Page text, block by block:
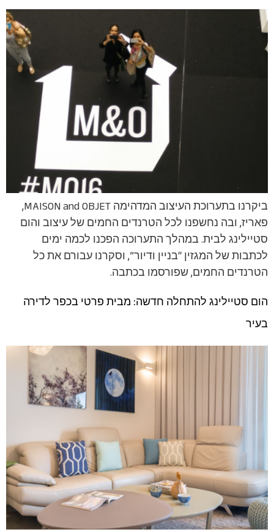
ביקרנו בתערוכת העיצוב המדהימה MAISON and OBJET,
פאריז, ובה נחשפנו לכל הטרנדים החמים של עיצוב והום
סטיילינג לבית. במהלך התערוכה הפכנו לכמה ימים
לכתבות של המגזין “בניין ודיור”, וסקרנו עבורם את כל
הטרנדים החמים, שפורסמו בכתבה.
הום סטיילינג להתחלה חדשה: מבית פרטי בכפר לדירה
בעיר